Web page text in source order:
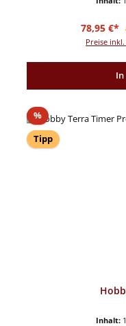
78,95 €*
Preise
%Rabatt
Tipp
Inhalt: